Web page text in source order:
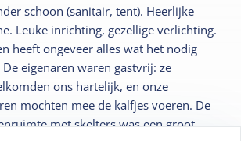
schoon (sanitair, tent). Heerlijke
Leuke inrichting, gezellige verlichting.
heeft ongeveer alles wat het nodig
De eigenaren waren gastvrij: ze
ons hartelijk, en onze
mochten mee de kalfjes voeren. De
met skelters was een groot